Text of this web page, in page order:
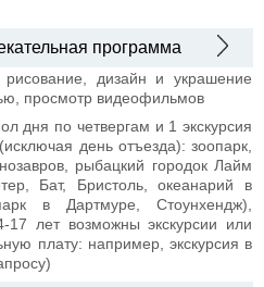
программа
рисование, дизайн и украшение
просмотр видеофильмов
дня по четвергам и 1 экскурсия
день отъезда): зоопарк,
рыбацкий городок Лайм
Бат, Бристоль, океанарий в
в Дартмуре, Стоунхендж),
17 лет возможны экскурсии или
плату: например, экскурсия в